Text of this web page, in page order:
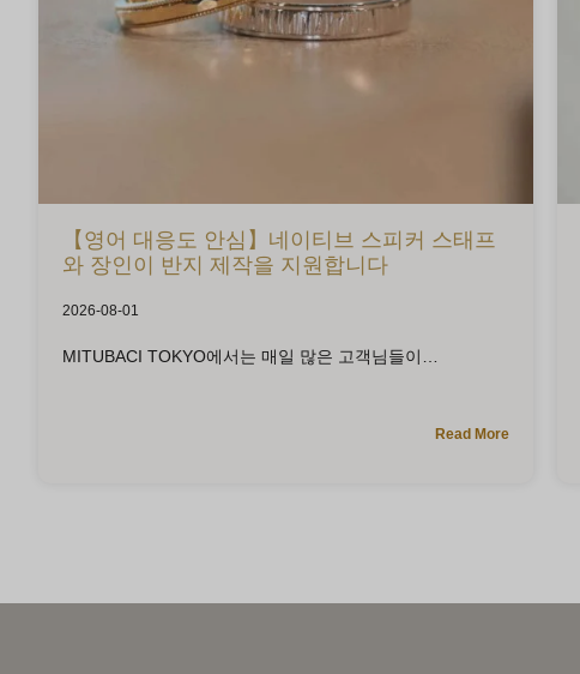
【영어 대응도 안심】네이티브 스피커 스태프
와 장인이 반지 제작을 지원합니다
2026-08-01
MITUBACI TOKYO에서는 매일 많은 고객님들이
Read More